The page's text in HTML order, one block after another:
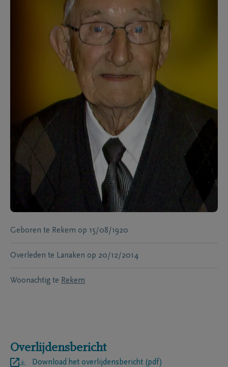
Geboren te Rekem op 15/08/1920
Overleden te Lanaken op 20/12/2014
Woonachtig te Rekem
Overlijdensbericht
Download het overlijdensbericht (pdf)